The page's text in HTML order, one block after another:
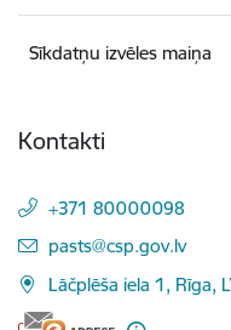
Sīkdatņu izvēles maiņa
Kontakti
+371 80000098
E-pasts:
pasts@csp.gov.lv
Lāčplēša iela 1, Rīga,